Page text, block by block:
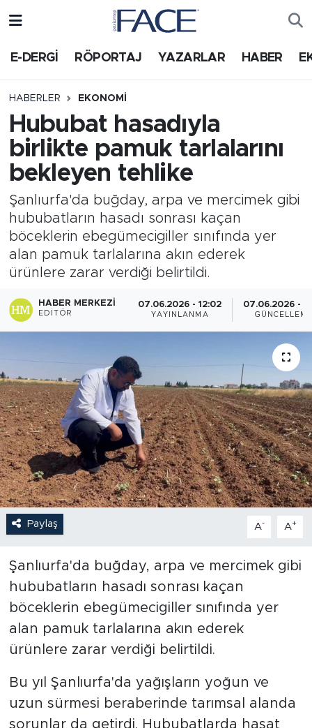
E-DERGİ RÖPORTAJ YAZARLAR HABER
HABERLER EKONOMI
Hububat hasadıyla
birlikte pamuk tarlalarını
bekleyen tehlike
Şanlıurfa'da buğday, arpa ve mercimek gibi
hububatların hasadı sonrası kaçan
böceklerin ebegümecigiller sınıfında yer
alan pamuk tarlalarına akın ederek
ürünlere zarar verdiği belirtildi.
HABER MERKEZI
EDITÖR
07.06.2026 - 12:02
YAYINLANMA
07.06.2026 -
Paylaş A- A+
Şanlıurfa'da buğday, arpa ve mercimek gibi
hububatların hasadı sonrası kaçan
böceklerin ebegümecigiller sınıfında yer
alan pamuk tarlalarına akın ederek
ürünlere zarar verdiği belirtildi.
Bu yıl Şanlıurfa'da yağışların yoğun ve
uzun sürmesi beraberinde tarımsal alanda
sorunlar da getirdi. Hububatlarda hasat
HABER
Nöbetçi Eczaneler
Trafik Durumu
Süper Lig Puan Durumu ve Fikstür
Tüm Manşetler
Son Dakika Haberleri
Haber Arşivi